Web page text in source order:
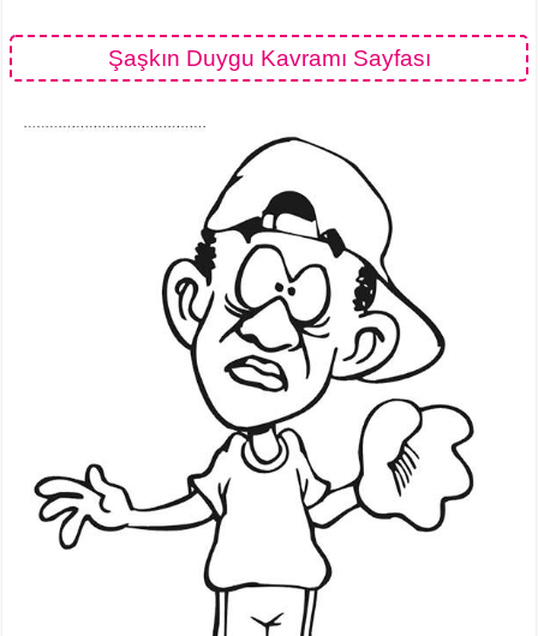
Şaşkın Duygu Kavramı Sayfası